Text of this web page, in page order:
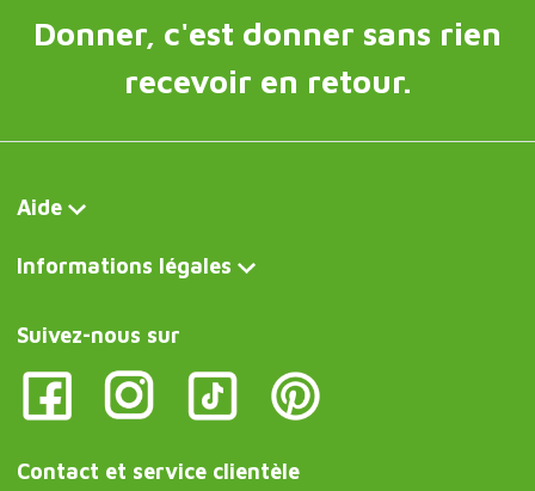
Donner, c'est donner sans rien
recevoir en retour.
Aide
Informations légales
Suivez-nous sur
Contact et service clientèle